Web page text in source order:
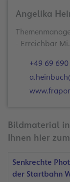
Angelika
- Erreichbar
+49 69
Bildmaterial
Ihnen hier
Senkrechte
der Startbahn